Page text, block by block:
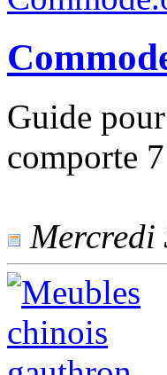
Guide
comporte
Mercredi